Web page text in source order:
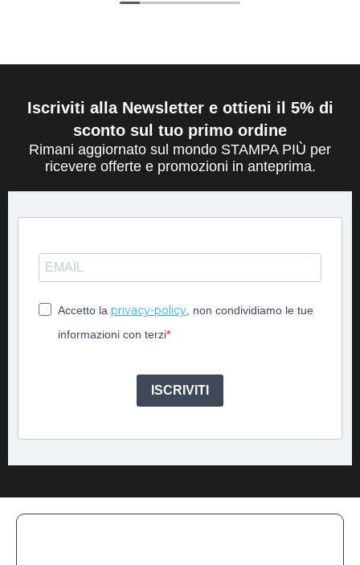
Iscriviti alla Newsletter e ottieni il 5% di
sconto sul tuo primo ordine
Rimani aggiornato sul mondo STAMPA PIÙ per
ricevere offerte e promozioni in anteprima.
Accetto la privacy-policy , non condividiamo le tue
informazioni con terzi
ISCRIVITI